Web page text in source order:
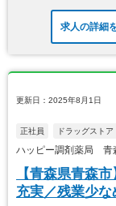
求人の詳細
更新日：2025年8月1日
正社員 ドラッグストア
ハッピー調剤薬局 青
【青森県青森
充実／残業少